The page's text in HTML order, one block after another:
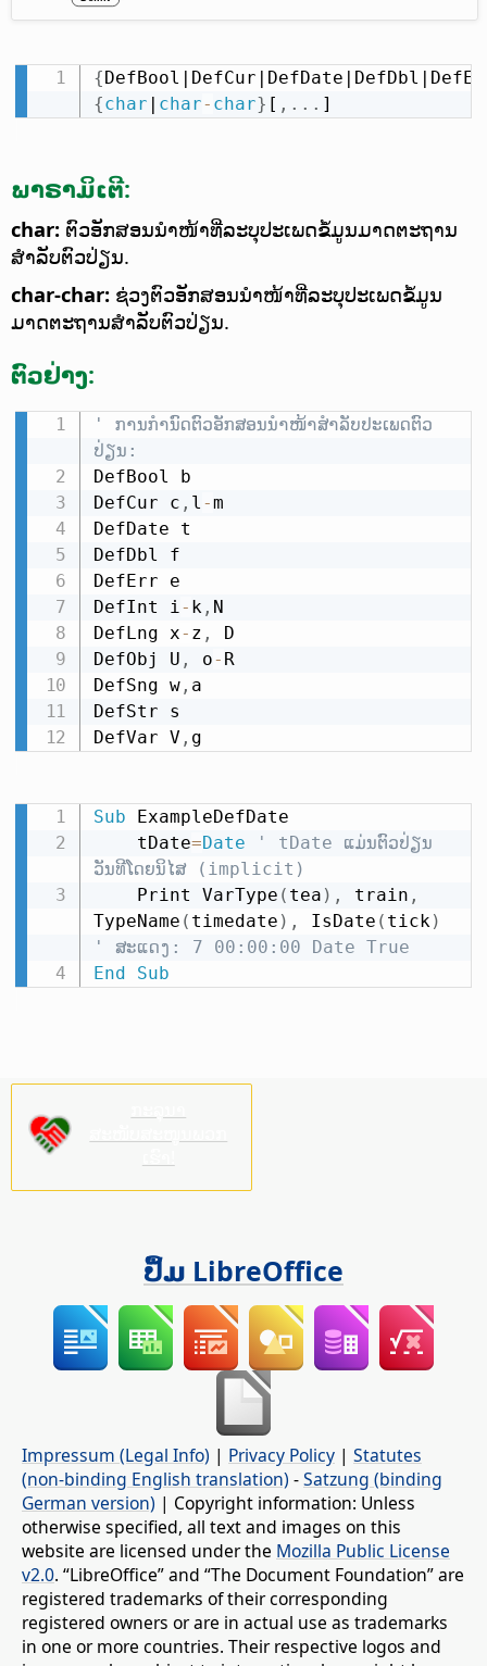
{
{char char- char} [ , . . . ]
ພາຣາມິເຕີ:
char: ຕົວອັກສອນນຳໜ້າທີ່ລະບຸປະເພດຂໍ້ມູນມາດຕະຖານ
ສຳລັບຕົວປ່ຽນ.
char-char: ຊ່ວງຕົວອັກສອນນຳໜ້າທີ່ລະບຸປະເພດຂໍ້ມູນ
ມາດຕະຖານສຳລັບຕົວປ່ຽນ.
ຕົວຢ່າງ:
' ການກຳນົດຕົວອັກສອນນຳໜ້າສຳລັບປະເພດຕົວ
ປ່ຽນ:
DefBool b
DefCur c , l -m
DefDate t
DefDbl f
DefErr e
DefInt i - k , N
DefLng x- z ,
D
DefObj U , o- R
DefSng w, a
DefStr s
DefVar V , g
Sub ExampleDefDate
    tDate
=Date
' tDate ແມ່ນຕົວປ່ຽນ
ວັນທີໂດຍນິໄສ (implicit)
    Print VarType
( tea ) , train ,
TypeName ( timedate ) , IsDate ( tick )
' ສະແດງ: 7 00:00:00 Date True
End
Sub
ປຶ້ມ LibreOffice
Impressum (Legal Info) | Privacy Policy | Statutes
(non-binding English translation) -Satzung (binding
German version) | Copyright information: Unless
otherwise specified, all text and images on this
website are licensed under the Mozilla Public License
v2.0. “LibreOffice” and “The Document Foundation” are
registered trademarks of their corresponding
registered owners or are in actual use as trademarks
in one or more countries. Their respective logos and